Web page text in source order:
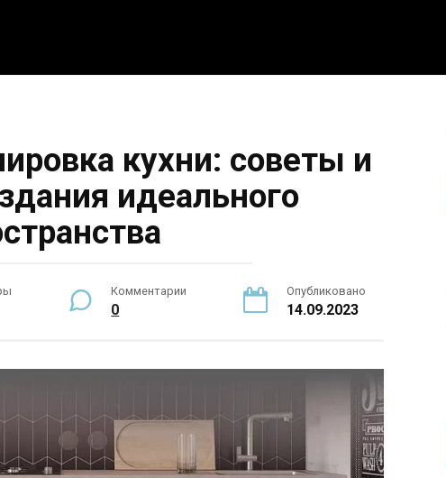
кухни: советы и
идеального
Комментарии
0
Опубликовано
14.09.2023